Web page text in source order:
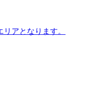
アとなります。